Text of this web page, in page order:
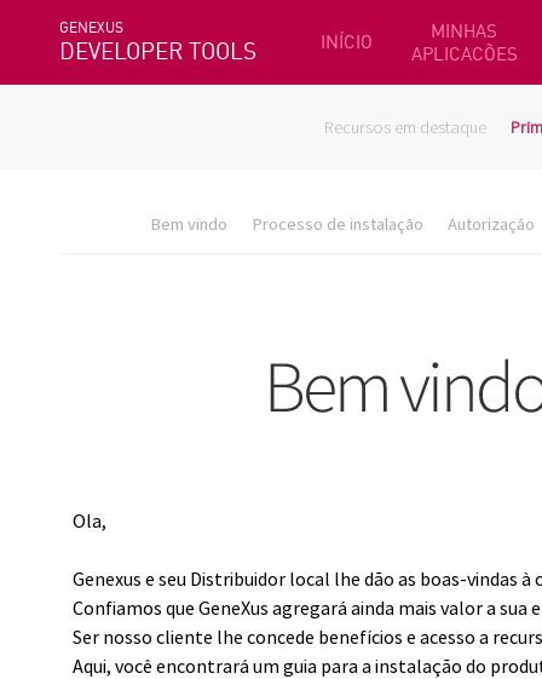
GENEXUS
DEVELOPER TOOLS INÍCIO
MINHAS
APLICACÕES
Recursos em destaque
Bem vindo Processo de instalação Autorização
Ola,
Genexus e seu Distribuidor local lhe dão as boas-vindas à
Confiamos que GeneXus agregará ainda mais valor a
Ser nosso cliente lhe concede benefícios e acesso a
Aqui, você encontrará um guia para a instalação do